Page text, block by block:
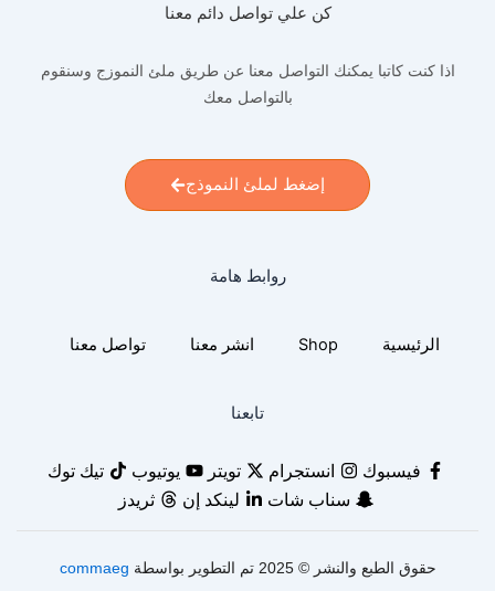
كن علي تواصل دائم معنا
اذا كنت كاتبا يمكنك التواصل معنا عن طريق ملئ النموزج وسنقوم
بالتواصل معك
إضغط لملئ النموذج
روابط هامة
الرئيسية Shop انشر معنا تواصل معنا
تابعنا
فيسبوك انستجرام تويتر يوتيوب
تيك توك
سناب شات
لينكد إن ثريدز
حقوق الطبع والنشر © 2025 تم التطوير بواسطة
commaeg